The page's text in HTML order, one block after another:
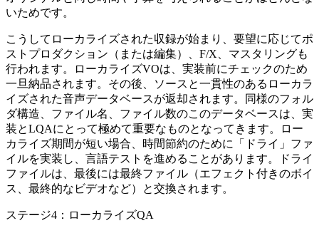
いためです。
こうしてローカライズされた収録が始まり、要望に応じてポ
ストプロダクション（または編集）、F/X、マスタリングも
行われます。ローカライズVOは、実装前にチェックのため
一旦納品されます。その後、ソースと一貫性のあるローカラ
イズされた音声データベースが返却されます。同様のフォル
ダ構造、ファイル名、ファイル数のこのデータベースは、実
装とLQAにとって極めて重要なものとなってきます。ロー
カライズ期間が短い場合、時間節約のために「ドライ」ファ
イルを実装し、言語テストを進めることがあります。ドライ
ファイルは、最後には最終ファイル（エフェクト付きのボイ
ス、最終的なビデオなど）と交換されます。
ステージ4：ローカライズQA